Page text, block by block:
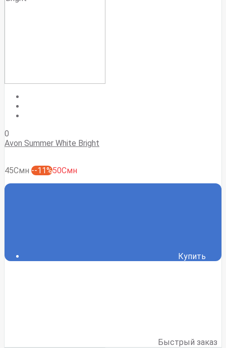
0
Avon Summer White Bright
45Смн --11%50Смн
Купить
Быстрый заказ